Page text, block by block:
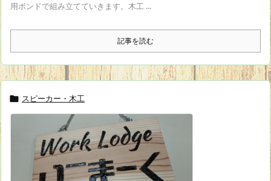
用ボンドで組み立てていきます。木工 ...
記事を読む
 スピーカー・木工